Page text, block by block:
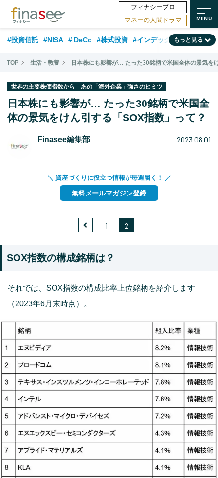
フィナシープロ
マネーの人間ドラマ
#投資信託 #NISA #iDeCo #株式投資 #インデックスファンド
#相談事例 #相続・贈与 #FP #新NISA #ランキング #日本株
#フィナンシャル・ウェルビーイング #金融用語解説
#データ・調査 #資産運用業界 #海外事情 #国内株式型 #60代
もっと見る
TOP 生活・教養 日本株にも影響が… たった30銘柄で米国全体の景気を
世界の主要株価指数から あの「海外企業」強さのヒミツ
日本株にも影響が… たった30銘柄で米国全
体の景気をけん引する「SOX指数」って？
Finasee編集部 2023.08.01
＼ 資産づくりに役立つ情報が毎週届く！ ／
無料メールマガジン登録
1 2
SOX指数の構成銘柄は？
それでは、SOX指数の構成比率上位銘柄を紹介します
（2023年6月末時点）。